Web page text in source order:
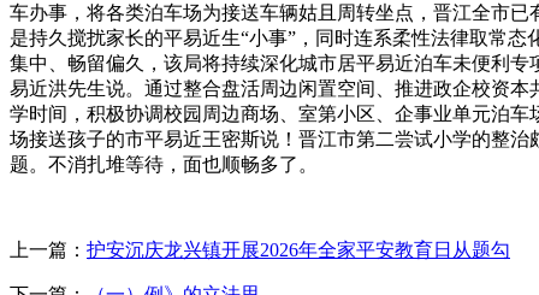
车办事，将各类泊车场为接送车辆姑且周转坐点，晋江全市
是持久搅扰家长的平易近生“小事”，同时连系柔性法律取常
集中、畅留偏久，该局将持续深化城市居平易近泊车未便利
易近洪先生说。通过整合盘活周边闲置空间、推进政企校资
学时间，积极协调校园周边商场、室第小区、企事业单元泊
场接送孩子的市平易近王密斯说！晋江市第二尝试小学的整
题。不消扎堆等待，面也顺畅多了。
上一篇： 护安沉庆龙兴镇开展2026年全家平安教育日从题勾